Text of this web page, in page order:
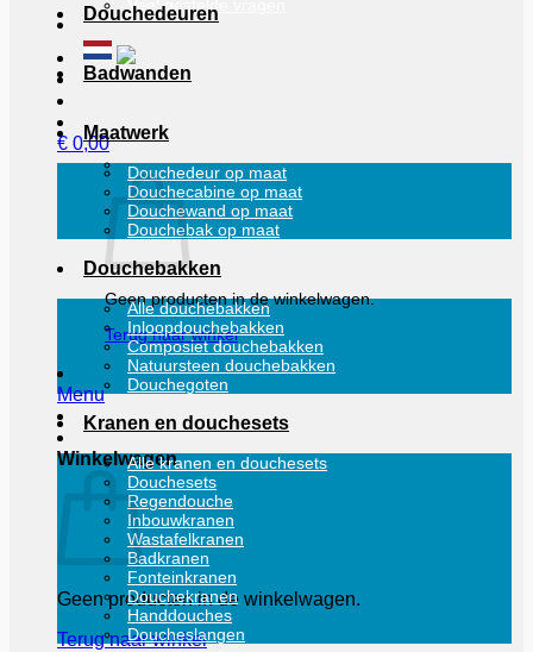
Veel gestelde vragen
€ 0,00
Geen producten in de winkelwagen.
Terug naar winkel
Menu
Winkelwagen
Geen producten in de winkelwagen.
Terug naar winkel
Douchedeuren
Badwanden
Maatwerk
Douchedeur op maat
Douchecabine op maat
Douchewand op maat
Douchebak op maat
Douchebakken
Alle douchebakken
Inloopdouchebakken
Composiet douchebakken
Natuursteen douchebakken
Douchegoten
Kranen en douchesets
Alle kranen en douchesets
Douchesets
Regendouche
Inbouwkranen
Wastafelkranen
Badkranen
Fonteinkranen
Douchekranen
Handdouches
Doucheslangen